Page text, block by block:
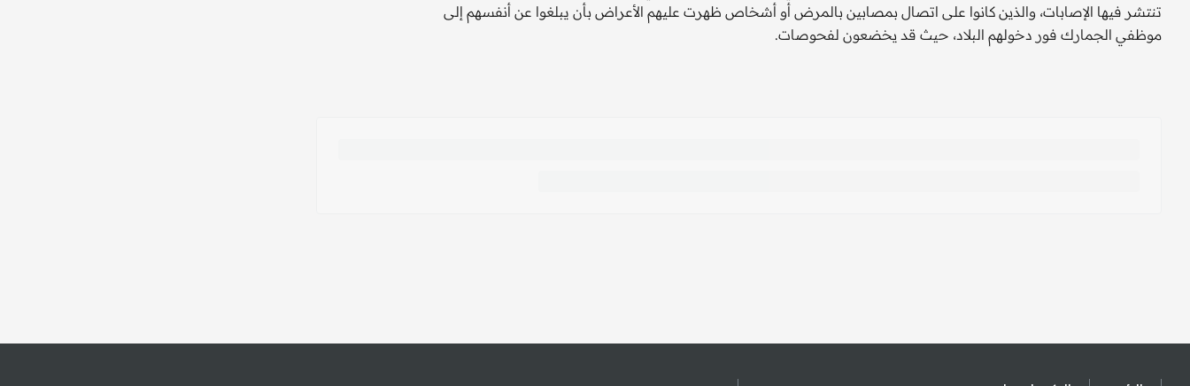
تنتشر فيها الإصابات، والذين كانوا على اتصال بمصابين بالمرض أو أشخاص ظهرت عليهم الأعراض بأن يبلغوا عن أنفسهم إلى
موظفي الجمارك فور دخولهم البلاد، حيث قد يخضعون لفحوصات.